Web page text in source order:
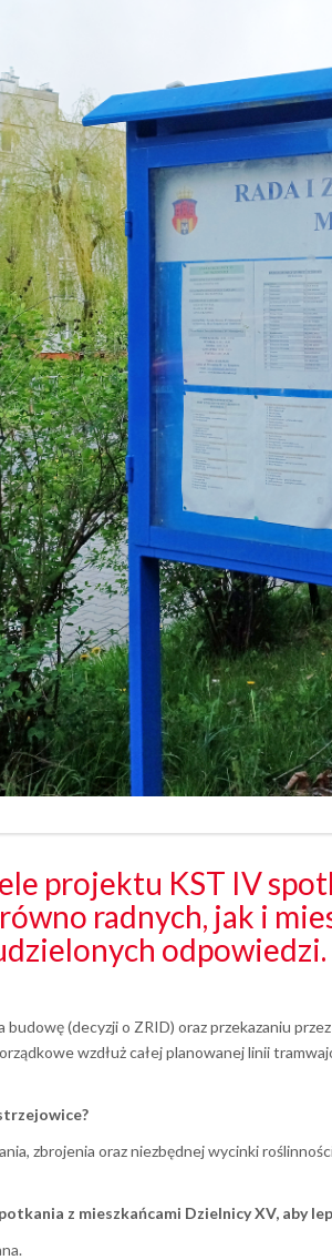
projektu KST IV
radnych, jak i
odpowiedzi.
(decyzji o ZRID) oraz przekazaniu
wzdłuż całej planowanej linii
zbrojenia oraz niezbędnej wycinki
z mieszkańcami Dzielnicy XV, aby